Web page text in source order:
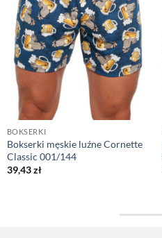
BOKSERKI
Bokserki męskie luźne Cornette
Classic 001/144
39,43zł